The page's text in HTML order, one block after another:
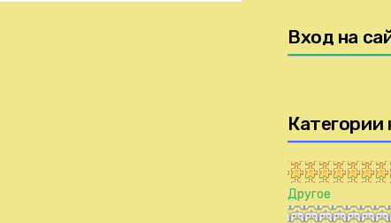
Вход на
Категории
Другое